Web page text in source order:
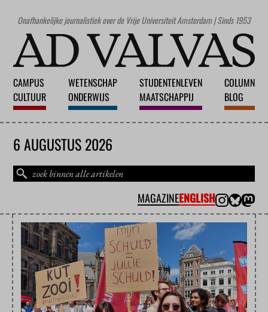
Onafhankelijke journalistiek over de Vrije Universiteit Amsterdam | Sinds 1953
CAMPUS
CULTUUR
WETENSCHAP
ONDERWIJS
STUDENTENLEVEN
MAATSCHAPPIJ
COLUMN
BLOG
6 AUGUSTUS 2026
MAGAZINEENGLISH